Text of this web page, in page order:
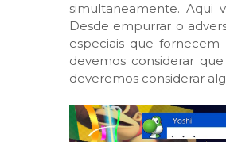
simultaneamente. Aqui
Desde empurrar o
especiais que
devemos considerar
deveremos considerar